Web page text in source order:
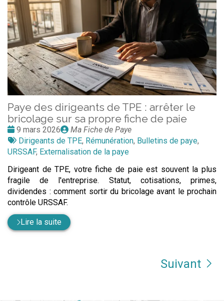
Paye des dirigeants de TPE : arrêter le
bricolage sur sa propre fiche de paie
Date
:
9 mars 2026
Publié
par
Ma Fiche de Paye
Tags
:
Dirigeants de TPE, Rémunération, Bulletins de paye,
URSSAF, Externalisation de la paye
Dirigeant de TPE, votre fiche de paie est souvent la plus
fragile de l'entreprise. Statut, cotisations, primes,
dividendes : comment sortir du bricolage avant le prochain
contrôle URSSAF.
Lire la suite
Suivant